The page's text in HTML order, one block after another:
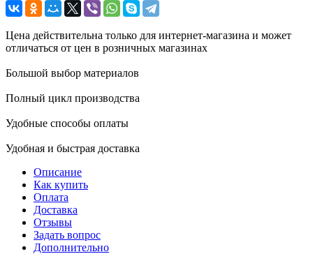
Цена действительна только для интернет-магазина и может
отличаться от цен в розничных магазинах
Большой выбор материалов
Полный цикл производства
Удобные способы оплаты
Удобная и быстрая доставка
Описание
Как купить
Оплата
Доставка
Отзывы
Задать вопрос
Дополнительно